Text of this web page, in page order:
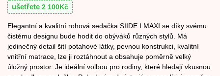
ušetřete 2 100Kč
Elegantní a kvalitní rohová sedačka SIIDE I MAXI se díky svému
čistému designu bude hodit do obýváků různých stylů. Má
jedinečný detail šití potahové látky, pevnou konstrukci, kvalitní
vnitřní matrace, lze ji roztáhnout a obsahuje poměrně velký
úložný prostor. Je ideální volbou pro rodiny, které hledají vkusnou